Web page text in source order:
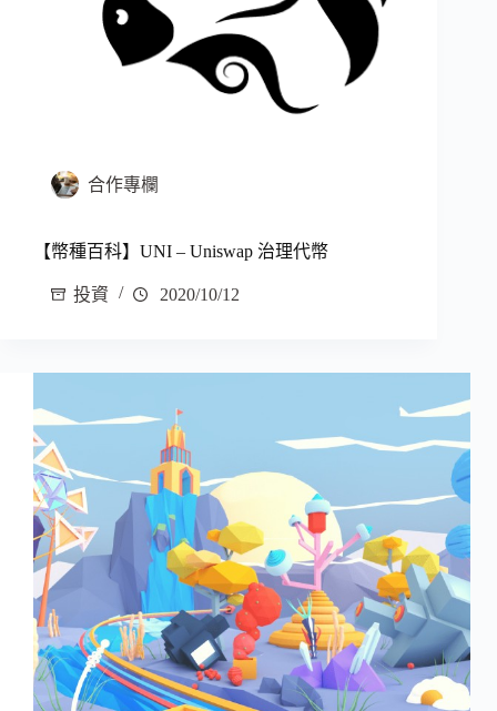
合作專欄
【幣種百科】UNI – Uniswap 治理代幣
投資 2020/10/12